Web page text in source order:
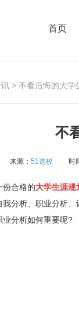
首页
> 不看后悔的大学
不
来源： 51选校 时
合格的大学生涯规
我分析、职业分析
业分析如何重要呢?